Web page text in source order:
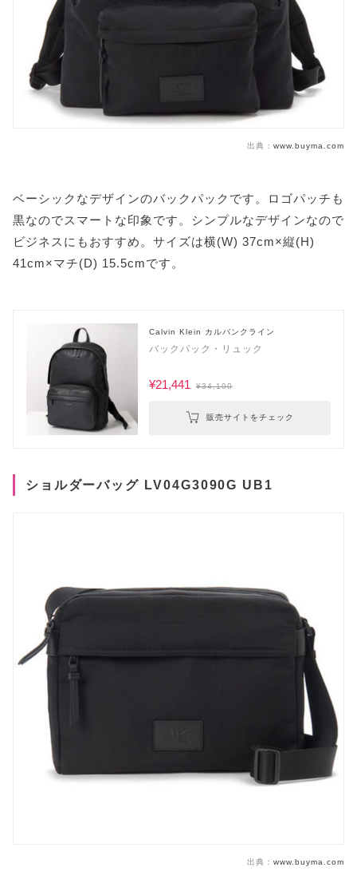
出典： www.buyma.com
ベーシックなデザインのバックパックです。ロゴパッチも
黒なのでスマートな印象です。シンプルなデザインなので
ビジネスにもおすすめ。サイズは横(W) 37cm×縦(H)
41cm×マチ(D) 15.5cmです。
Calvin Klein カルバンクライン
バックパック・リュック
¥21,441 ¥34,100
販売サイトをチェック
ショルダーバッグ LV04G3090G UB1
出典： www.buyma.com